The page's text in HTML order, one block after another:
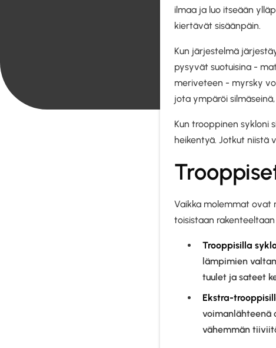
ilmaa ja luo itseään
kiertävät sisäänpäin.
Kun järjestelmä
pysyvät suotuisina -
meriveteen - myrsky
jota ympäröi
Kun trooppinen sykloni
heikentyä. Jotkut niistä
Vaikka molemmat ovat
toisistaan
Trooppisilla
lämpimien
tuulet ja sateet
Ekstra-
voimanlähteenä
vähemmän